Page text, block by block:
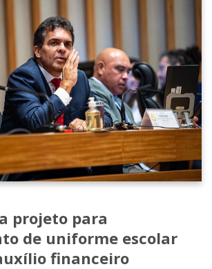
projeto para
de uniforme escolar
financeiro